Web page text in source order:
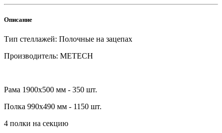
Описание
Тип стеллажей: Полочные на зацепах
Производитель: METECH
Рама 1900х500 мм - 350 шт.
Полка 990х490 мм - 1150 шт.
4 полки на секцию